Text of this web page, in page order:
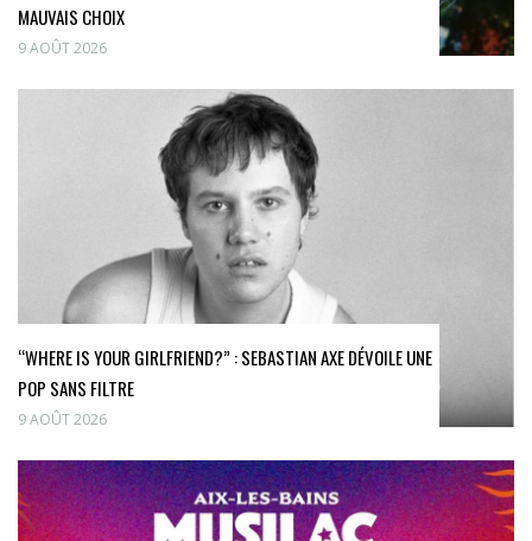
MAUVAIS CHOIX
9 AOÛT 2026
“WHERE IS YOUR GIRLFRIEND?” : SEBASTIAN AXE DÉVOILE UNE
POP SANS FILTRE
9 AOÛT 2026